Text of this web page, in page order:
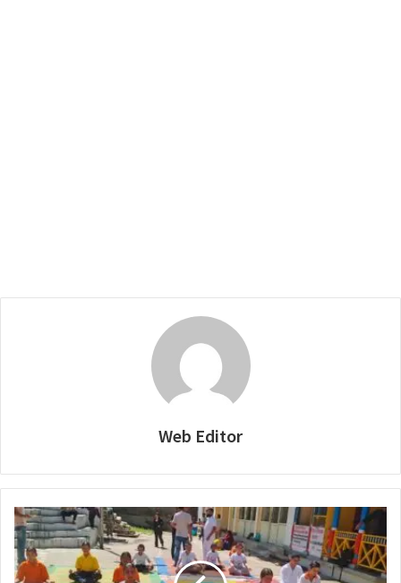
Web Editor